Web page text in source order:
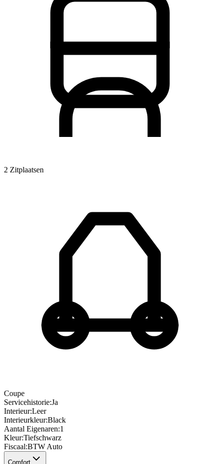
2 Zitplaatsen
Coupe
Servicehistorie:Ja
Interieur:Leer
Interieurkleur:Black
Aantal Eigenaren:1
Kleur:Tiefschwarz
Fiscaal:BTW Auto
Comfort